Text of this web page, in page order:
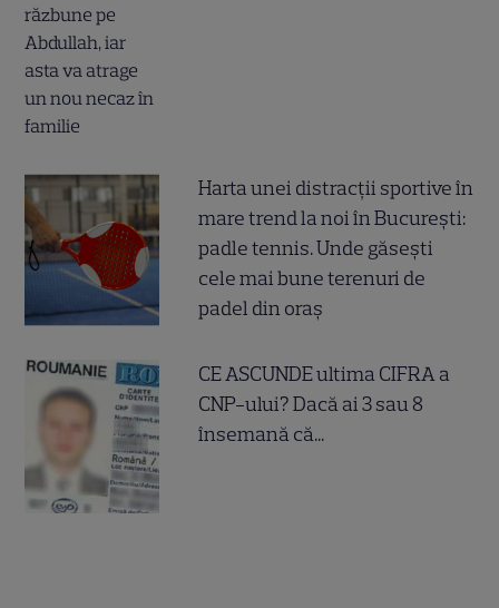
Harta unei distracții sportive în
mare trend la noi în București:
padle tennis. Unde găsești
cele mai bune terenuri de
padel din oraș
CE ASCUNDE ultima CIFRA a
CNP-ului? Dacă ai 3 sau 8
însemană că...